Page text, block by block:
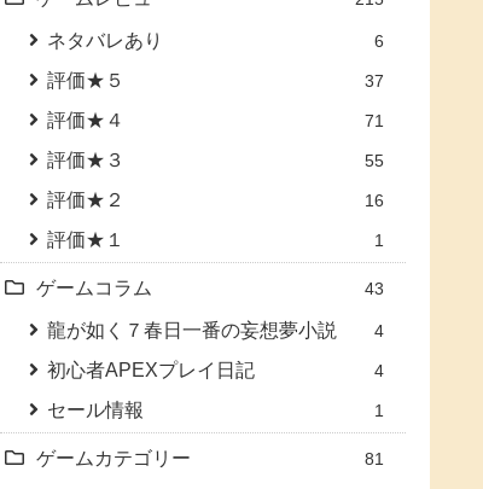
ネタバレあり 6
評価★５ 37
評価★４ 71
評価★３ 55
評価★２ 16
評価★１ 1
ゲームコラム 43
龍が如く７春日一番の妄想夢小説 4
初心者APEXプレイ日記 4
セール情報 1
ゲームカテゴリー 81